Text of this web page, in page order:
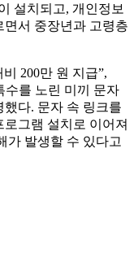
설치되고, 개인정보
서 중장년과 고령층
200만 원 지급”,
수를 노린 미끼 문자
다. 문자 속 링크를
그램 설치로 이어져
가 발생할 수 있다고